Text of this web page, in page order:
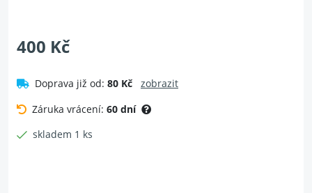
400 Kč
Doprava již od: 80 Kč
zobrazit
Záruka vrácení: 60 dní
skladem 1 ks